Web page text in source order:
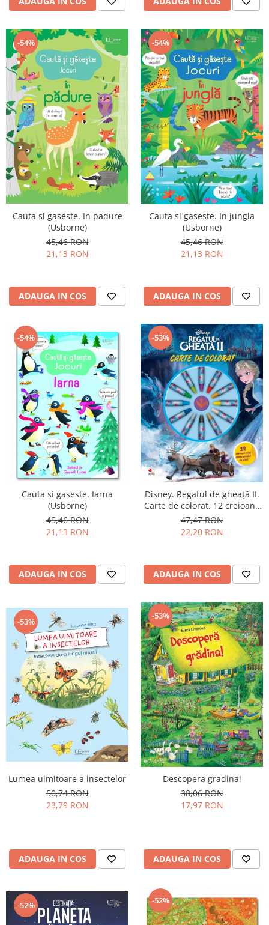
-54%
Cauta si gaseste. In padure
(Usborne)
45,46 RON
21,13 RON
ADAUGA IN COS
-54%
Cauta si gaseste. In jungla
(Usborne)
45,46 RON
21,13 RON
ADAUGA IN COS
-54%
Cauta si gaseste. Iarna
(Usborne)
45,46 RON
21,13 RON
ADAUGA IN COS
-53%
Disney. Regatul de gheață II.
Carte de colorat. 12 creioane
mici pentru mâini de pitici
47,47 RON
22,20 RON
ADAUGA IN COS
-53%
Lumea uimitoare a insectelor
50,74 RON
23,79 RON
ADAUGA IN COS
-53%
Descopera gradina!
38,06 RON
17,97 RON
ADAUGA IN COS
-52% -52%